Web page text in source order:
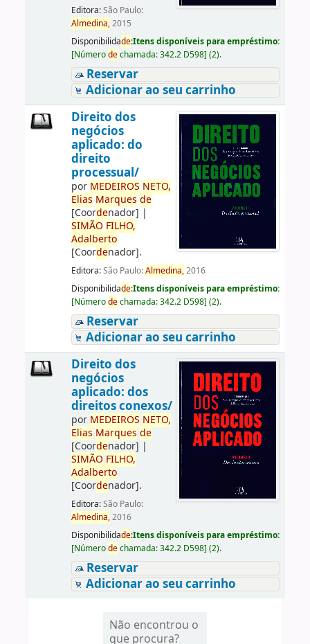
Editora:São Paulo:
Almedina,2015
Disponibilidade:Itens disponíveis para empréstimo:
[Númerodechamada:342.2 D598] (2).
Reservar
Adicionar ao seu carrinho
Direito dos
negócios
aplicado: do
direito
processual/
por MEDEIROS NETO,
Elias Marques de
[Coordenador] |
SIMÃO FILHO,
Adalberto
[Coordenador].
Editora:São Paulo:Almedina,2016
Disponibilidade:Itens disponíveis para empréstimo:
[Númerodechamada:342.2 D598] (2).
Reservar
Adicionar ao seu carrinho
Direito dos
negócios
aplicado: dos
direitos conexos/
por MEDEIROS NETO,
Elias Marques de
[Coordenador] |
SIMÃO FILHO,
Adalberto
[Coordenador].
Editora:São Paulo:
Almedina,2016
Disponibilidade:Itens disponíveis para empréstimo:
[Númerodechamada:342.2 D598] (2).
Reservar
Adicionar ao seu carrinho
Não encontrou o
que procura?